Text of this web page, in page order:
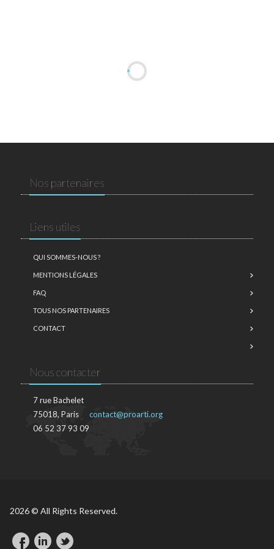
Nos partenaires
Liens utiles
QUI SOMMES-NOUS ?
MENTIONS LÉGALES
FAQ
TOUS NOS PARTENAIRES
CONTACT
Nous contacter
7 rue Bachelet
75018, Paris
06 52 37 93 09
contact@proarti.org
2026 © All Rights Reserved.